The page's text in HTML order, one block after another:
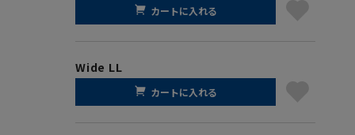
カートに入れる
Wide LL
カートに入れる